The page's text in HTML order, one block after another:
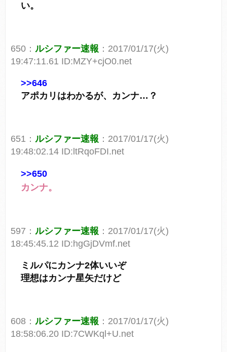
い。
650： ルシファー速報 ：2017/01/17(火)
19:47:11.61 ID:MZY+cjO0.net
>>646
アポカリはわかるが、カンナ…？
651： ルシファー速報 ：2017/01/17(火)
19:48:02.14 ID:ltRqoFDI.net
>>650
カンナ。
597： ルシファー速報 ：2017/01/17(火)
18:45:45.12 ID:hgGjDVmf.net
ミルパにカンナ2体いいぞ
理想はカンナ星矢だけど
608： ルシファー速報 ：2017/01/17(火)
18:58:06.20 ID:7CWKql+U.net